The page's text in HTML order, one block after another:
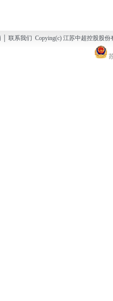
联系我们 Copying(c) 江苏中超控股股